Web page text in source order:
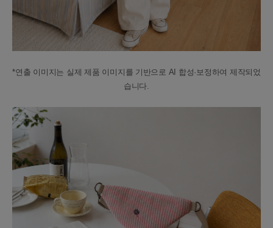
*연출 이미지는 실제 제품 이미지를 기반으로 AI 합성·보정하여 제작되었
습니다.